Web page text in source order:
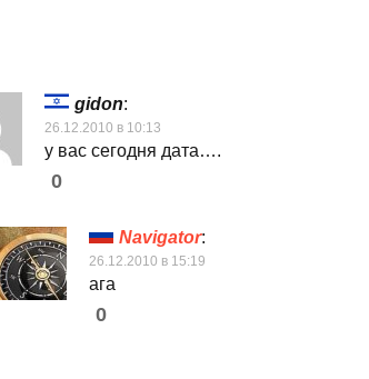
gidon:
26.12.2010 в 10:13
у вас сегодня дата….
0
Navigator:
26.12.2010 в 15:19
ага
0